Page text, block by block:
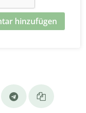
hinzufügen